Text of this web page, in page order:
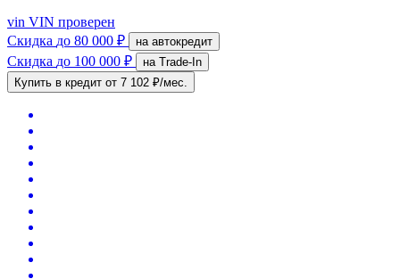
vin VIN проверен
Скидка до 80 000 ₽ на автокредит
Скидка до 100 000 ₽
на Trade-In
Купить в кредит от 7 102 ₽/мес.